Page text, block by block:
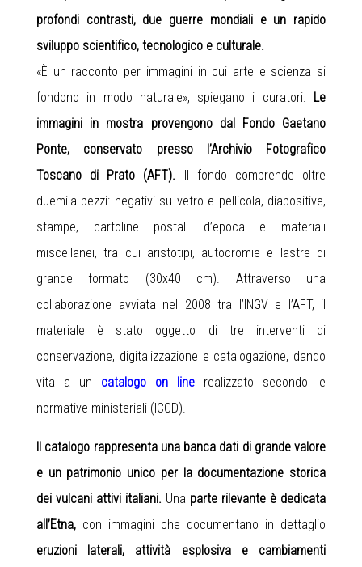
profondi contrasti, due guerre mondiali e un rapido
sviluppo scientifico, tecnologico e culturale.
«È un racconto per immagini in cui arte e scienza si
fondono in modo naturale», spiegano i curatori. Le
immagini in mostra provengono dal Fondo Gaetano
Ponte, conservato presso l’Archivio Fotografico
Toscano di Prato (AFT). Il fondo comprende oltre
duemila pezzi: negativi su vetro e pellicola, diapositive,
stampe, cartoline postali d’epoca e materiali
miscellanei, tra cui aristotipi, autocromie e lastre di
grande formato (30x40 cm). Attraverso una
collaborazione avviata nel 2008 tra l’INGV e l’AFT, il
materiale è stato oggetto di tre interventi di
conservazione, digitalizzazione e catalogazione, dando
vita a un catalogo on line realizzato secondo le
normative ministeriali (ICCD).
Il catalogo rappresenta una banca dati di grande valore
e un patrimonio unico per la documentazione storica
dei vulcani attivi italiani. Una parte rilevante è dedicata
all’Etna, con immagini che documentano in dettaglio
eruzioni laterali, attività esplosiva e cambiamenti